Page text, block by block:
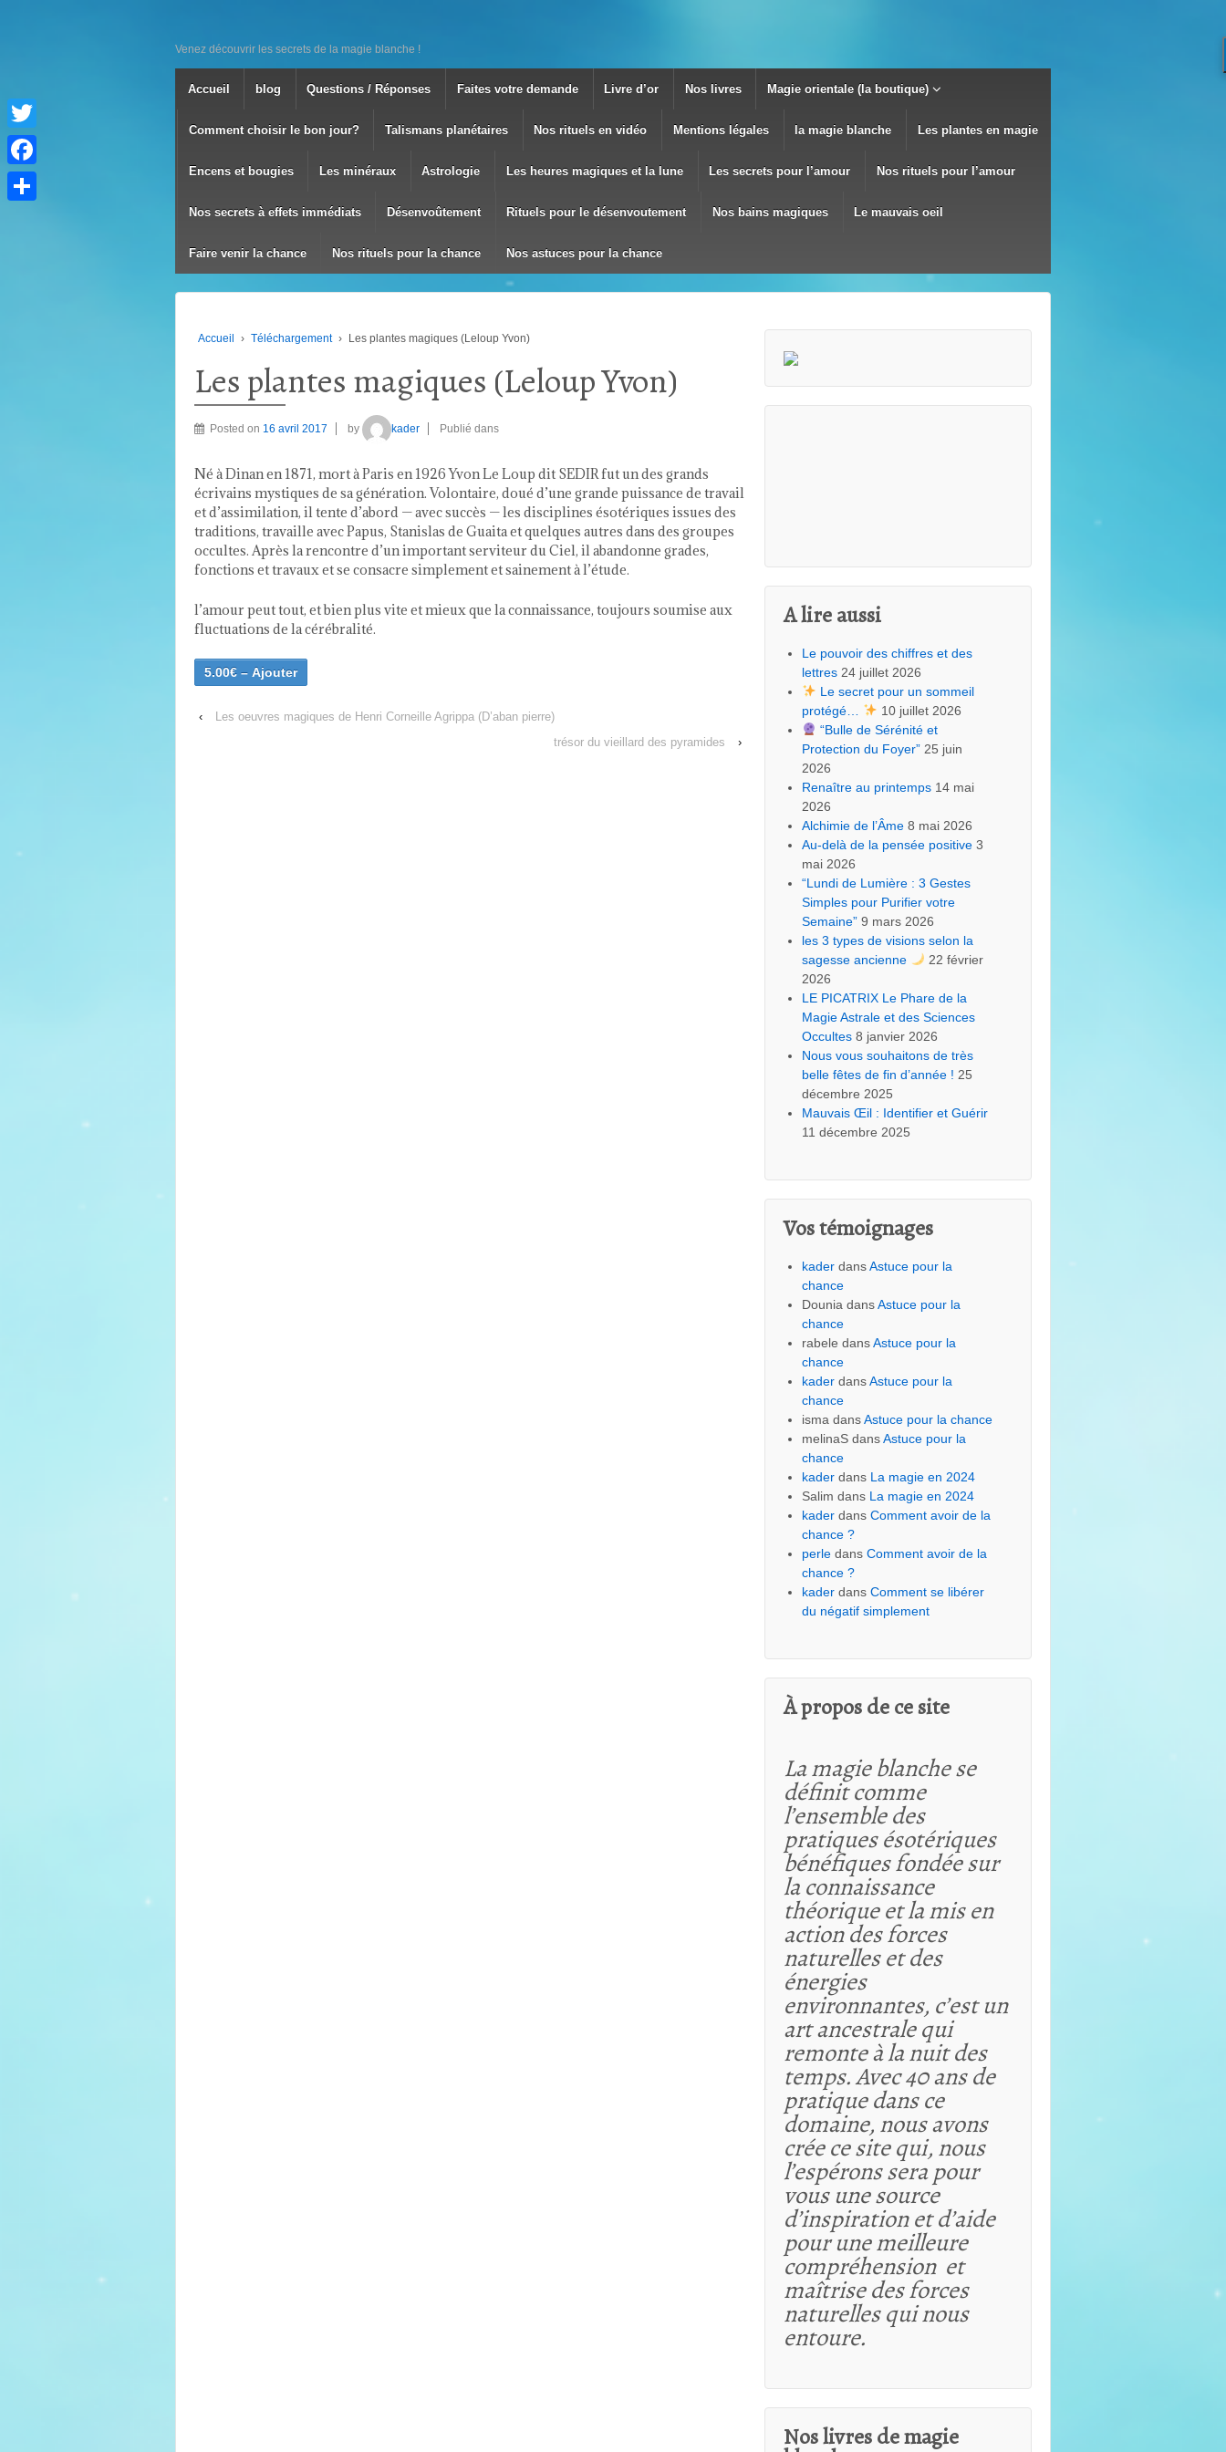
Venez découvrir les secrets de la magie blanche !
Accueil blog Questions / Réponses Faites votre demande Livre d’or Nos livres Magie orientale (la boutique)
Comment choisir le bon jour? Talismans planétaires Nos rituels en vidéo Mentions légales la magie blanche Les plantes en magie
Encens et bougies Les minéraux Astrologie Les heures magiques et la lune Les secrets pour l’amour Nos rituels pour l’amour
Nos secrets à effets immédiats Désenvoûtement Rituels pour le désenvoutement Nos bains magiques Le mauvais oeil
Faire venir la chance Nos rituels pour la chance Nos astuces pour la chance
Accueil › Téléchargement › Les plantes magiques (Leloup Yvon)
Les plantes magiques (Leloup Yvon)
Posted on 16 avril 2017 by kader Publié dans
Né à Dinan en 1871, mort à Paris en 1926 Yvon Le Loup dit SEDIR fut un des grands
écrivains mystiques de sa génération. Volontaire, doué d’une grande puissance de travail
et d’assimilation, il tente d’abord — avec succès — les disciplines ésotériques issues des
traditions, travaille avec Papus, Stanislas de Guaita et quelques autres dans des groupes
occultes. Après la rencontre d’un important serviteur du Ciel, il abandonne grades,
fonctions et travaux et se consacre simplement et sainement à l’étude.
l’amour peut tout, et bien plus vite et mieux que la connaissance, toujours soumise aux
fluctuations de la cérébralité.
5.00€ – Ajouter
‹
Les oeuvres magiques de Henri Corneille Agrippa (D’aban pierre)
trésor du vieillard des pyramides
›
A lire aussi
Le pouvoir des chiffres et des
lettres 24 juillet 2026
Le secret pour un sommeil
protégé…
10 juillet 2026
“Bulle de Sérénité et
Protection du Foyer” 25 juin
2026
Renaître au printemps 14 mai
2026
Alchimie de l’Âme 8 mai 2026
Au-delà de la pensée positive 3
mai 2026
“Lundi de Lumière : 3 Gestes
Simples pour Purifier votre
Semaine” 9 mars 2026
les 3 types de visions selon la
sagesse ancienne
22 février
2026
LE PICATRIX Le Phare de la
Magie Astrale et des Sciences
Occultes 8 janvier 2026
Nous vous souhaitons de très
belle fêtes de fin d’année ! 25
décembre 2025
Mauvais Œil : Identifier et Guérir
11 décembre 2025
Vos témoignages
kader dansAstuce pour la
chance
Dounia dansAstuce pour la
chance
rabele dansAstuce pour la
chance
kader dansAstuce pour la
chance
isma dansAstuce pour la chance
melinaS dansAstuce pour la
chance
kader dans La magie en 2024
Salim dans La magie en 2024
kader dansComment avoir de la
chance ?
perle dansComment avoir de la
chance ?
kader dansComment se libérer
du négatif simplement
À propos de ce site
La magie blanche se
définit comme
l’ensemble des
pratiques ésotériques
bénéfiques fondée sur
la connaissance
théorique etla mis en
action des forces
naturelles et des
énergies
environnantes, c’est un
art ancestrale qui
remonte à la nuit des
temps. Avec 40 ans de
pratique dans ce
domaine, nous avons
crée ce site qui, nous
l’espérons sera pour
vous une source
d’inspiration et d’aide
pour une meilleure
compréhension et
maîtrise des forces
naturelles qui nous
entoure.
Nos livres de magie
Twitter
Facebook